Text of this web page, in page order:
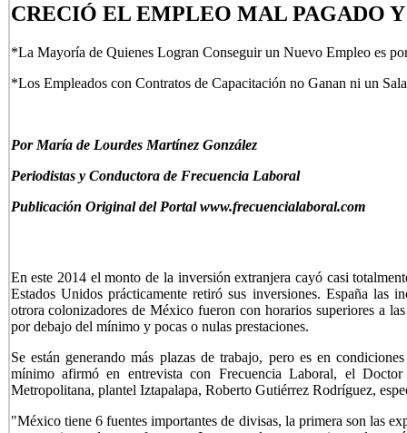
CRECIÓ EL EMPLEO MAL PAGADO
*La Mayoría de Quienes Logran Conseguir un Nuevo Empleo es
*Los Empleados con Contratos de Capacitación no Ganan ni un
Por María de Lourdes Martínez González
Periodistas y Conductora de Frecuencia Laboral
Publicación Original del Portal www.frecuencialaboral.com
En este 2014 el monto de la inversión extranjera cayó casi
Estados Unidos prácticamente retiró sus inversiones. España las
otrora colonizadores de México fueron con horarios superiores a
por debajo del mínimo y pocas o nulas prestaciones.
Se están generando más plazas de trabajo, pero es en
mínimo afirmó en entrevista con Frecuencia Laboral, el
Metropolitana, plantel Iztapalapa, Roberto Gutiérrez Rodríguez,
"México tiene 6 fuentes importantes de divisas, la primera son las